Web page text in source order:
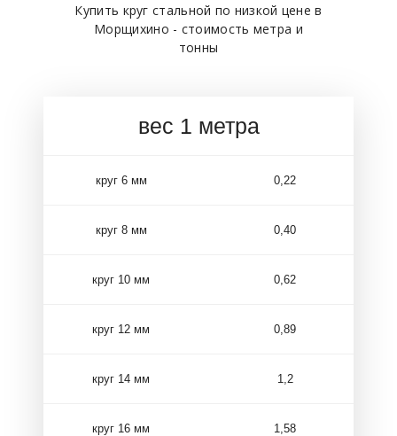
Купить круг стальной по низкой цене в
Морщихино - стоимость метра и
тонны
вес 1 метра
круг 6 мм 0,22
круг 8 мм 0,40
круг 10 мм 0,62
круг 12 мм 0,89
круг 14 мм 1,2
круг 16 мм 1,58